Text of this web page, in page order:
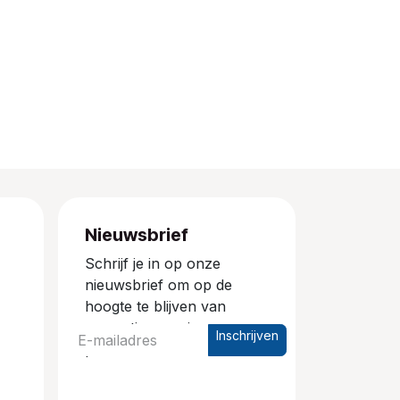
Nieuwsbrief
Schrijf je in op onze
nieuwsbrief om op de
hoogte te blijven van
promoties en nieuwe
producten.
Inschrijven